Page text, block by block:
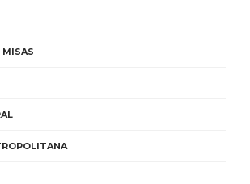
MISAS